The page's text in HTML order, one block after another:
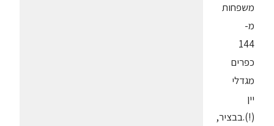
משפחות
מ-
144
כפרים
מגדלי
יין
(!).בבציר,